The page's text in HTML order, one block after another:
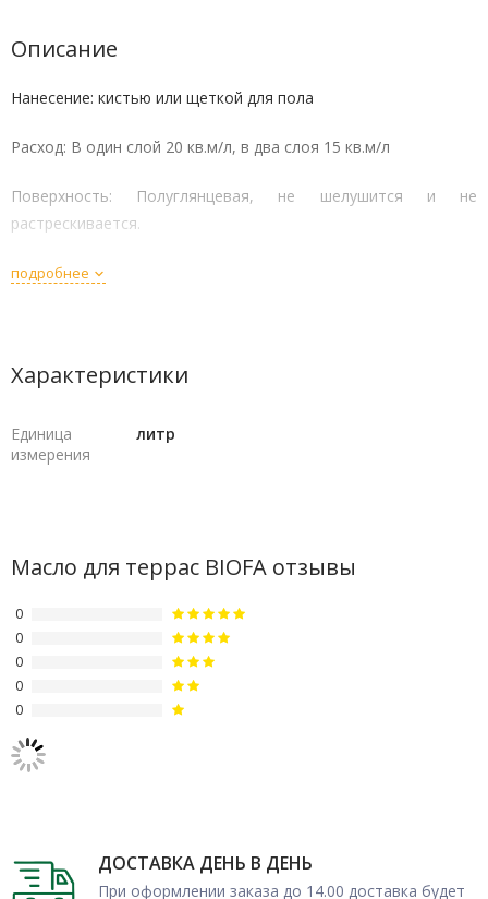
Описание
Нанесение: кистью или щеткой для пола
Расход: В один слой 20 кв.м/л, в два слоя 15 кв.м/л
Поверхность: Полуглянцевая, не шелушится и не
растрескивается.
подробнее
Характеристики
Единица
измерения
литр
Масло для террас BIOFA отзывы
0
0
0
0
0
ДОСТАВКА ДЕНЬ В ДЕНЬ
При оформлении заказа до 14.00 доставка будет